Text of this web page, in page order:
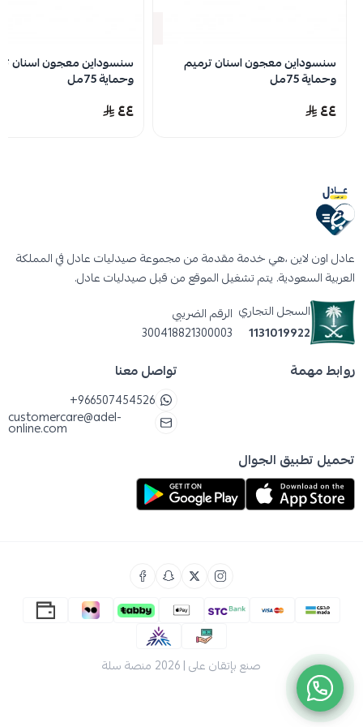
سنسوداين معجون اسنان ترميم
وحماية 75مل
٤٤
سنسوداين معجون اسنان
وحماية 75مل
٤٤
عادل اون لاين ،هي خدمة مقدمة من مجموعة صيدليات عادل في المملكة
العربية السعودية. يتم تشغيل الموقع من قبل صيدليات عادل.
السجل التجاري
1131019922
الرقم الضريبي
300418821300003
روابط مهمة تواصل معنا
+966507454526
customercare@adel-
online.com
تحميل تطبيق الجوال
صنع بإتقان على | 2026 منصة سلة